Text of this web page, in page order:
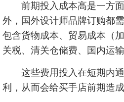
前期投入成本高是一方面
外，国外设计师品牌订购都
包含货物成本、贸易成本（
关税、清关仓储费、国内运输
这些费用投入在短期内通
利，从而会给买手店前期造